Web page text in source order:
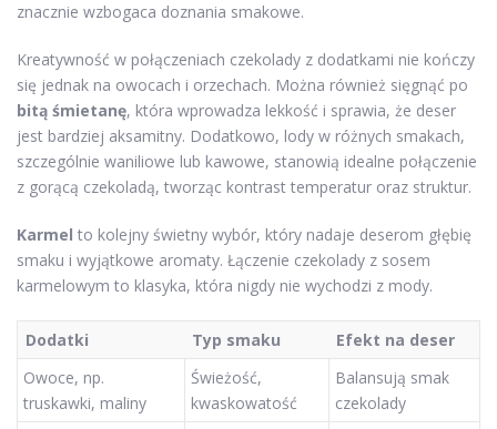
znacznie wzbogaca doznania smakowe.
Kreatywność w połączeniach czekolady z dodatkami nie kończy
się jednak na owocach i orzechach. Można również sięgnąć po
bitą śmietanę, która wprowadza lekkość i sprawia, że deser
jest bardziej aksamitny. Dodatkowo, lody w różnych smakach,
szczególnie waniliowe lub kawowe, stanowią idealne połączenie
z gorącą czekoladą, tworząc kontrast temperatur oraz struktur.
Karmel to kolejny świetny wybór, który nadaje deserom głębię
smaku i wyjątkowe aromaty. Łączenie czekolady z sosem
karmelowym to klasyka, która nigdy nie wychodzi z mody.
Dodatki Typ smaku
Efekt na deser
Owoce, np.
truskawki, maliny
Świeżość,
kwaskowatość
Balansują smak
czekolady